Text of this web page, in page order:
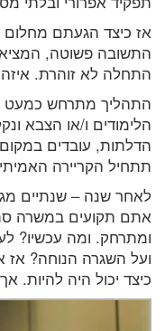
אז כיצד הגעתם מחלום
התשובה פשוטה,
התחלה לא זוהרת.
התהליך מתרחש כמעט
הלימודים ו/או הצבא
הדלתות, עובדים
תתחיל הקריירה
לאחר שנה – שנתיים
אתם תקועים במשרה
ומתרחק. ומה עכשיו?
ועל השגרה הנוחה? אז
כיצד יכול היה להיות.